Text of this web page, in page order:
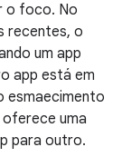
o foco. No
recentes, o
um app
app está em
esmaecimento
uma
para outro.